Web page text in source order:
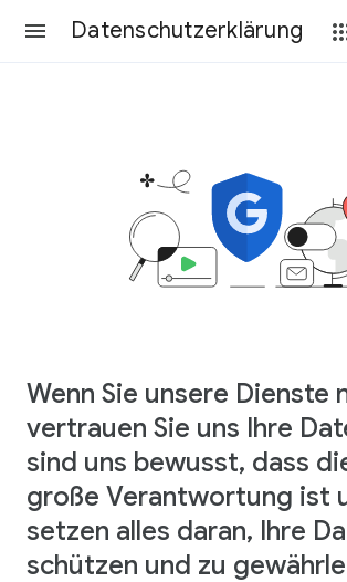
Datenschutzerklärung
Wenn Sie unsere Dienste
vertrauen Sie uns Ihre
sind uns bewusst, dass
große Verantwortung ist
setzen alles daran, Ihre
schützen und zu